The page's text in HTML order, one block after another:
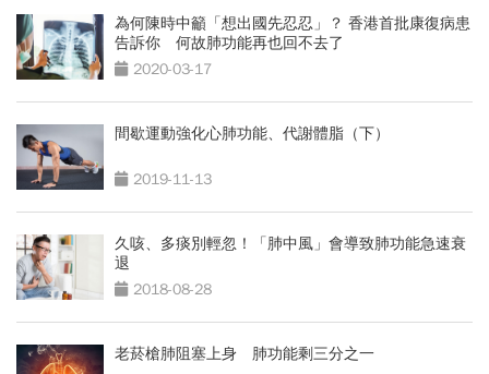
為何陳時中籲「想出國先忍忍」？ 香港首批康復病患
告訴你 何故肺功能再也回不去了
2020-03-17
間歇運動強化心肺功能、代謝體脂（下）
2019-11-13
久咳、多痰別輕忽！「肺中風」會導致肺功能急速衰
退
2018-08-28
老菸槍肺阻塞上身 肺功能剩三分之一